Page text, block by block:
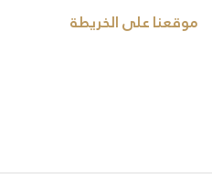
موقعنا على الخريطة